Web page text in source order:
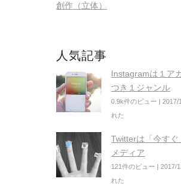
創作（立体）
人気記事
Instagramは１ア
つき１ジャンル
0.9k件のビュー |2017/
れた
Twitterは「今すぐ
メディア
121件のビュー |2017/
れた